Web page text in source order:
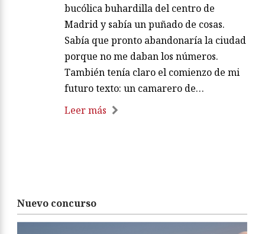
bucólica buhardilla del centro de
Madrid y sabía un puñado de cosas.
Sabía que pronto abandonaría la ciudad
porque no me daban los números.
También tenía claro el comienzo de mi
futuro texto: un camarero de…
Leer más
Nuevo concurso